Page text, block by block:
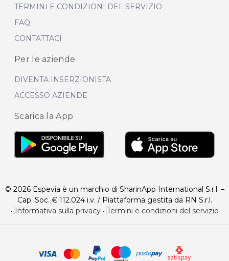
TERMINI E CONDIZIONI DEL SERVIZIO
FAQ
CONTATTACI
Per le aziende
DIVENTA INSERZIONISTA
ACCESSO AZIENDE
Scarica la App
© 2026 Espevia è un marchio di SharinApp International S.r.l. –
Cap. Soc. € 112.024 i.v. / Piattaforma gestita da RN S.r.l.
· Informativa sulla privacy· Termini e condizioni del servizio